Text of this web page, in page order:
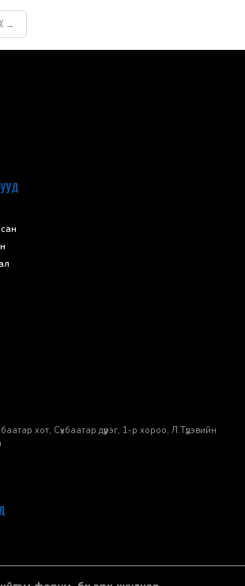
→
хот, Сүхбаатар дүүрэг, 1-р хороо, ​Л.Түдэвийн